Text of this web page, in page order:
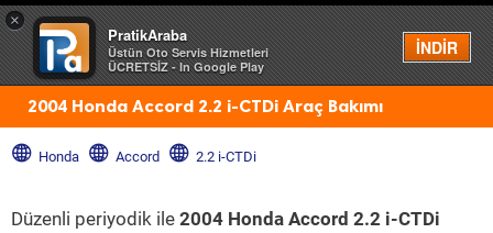
×
PratikAraba
Üstün Oto Servis Hizmetleri
ÜCRETSİZ - In Google Play
İNDİR
Menü
2004 Honda Accord 2.2 i-CTDi Araç Bakımı
Honda Accord 2.2 i-CTDi
Düzenli periyodik ile 2004 Honda Accord 2.2 i-CTDi